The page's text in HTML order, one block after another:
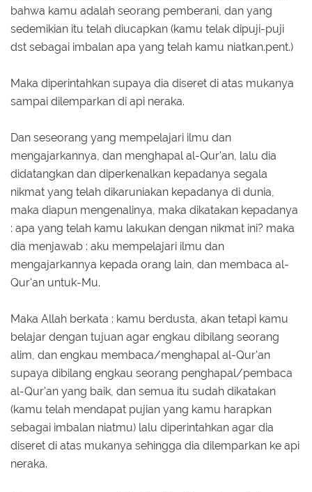
bahwa kamu adalah seorang pemberani, dan yang
sedemikian itu telah diucapkan (kamu telak dipuji-puji
dst sebagai imbalan apa yang telah kamu niatkan.pent.)
Maka diperintahkan supaya dia diseret di atas mukanya
sampai dilemparkan di api neraka.
Dan seseorang yang mempelajari ilmu dan
mengajarkannya, dan menghapal al-Qur'an, lalu dia
didatangkan dan diperkenalkan kepadanya segala
nikmat yang telah dikaruniakan kepadanya di dunia,
maka diapun mengenalinya, maka dikatakan kepadanya
: apa yang telah kamu lakukan dengan nikmat ini? maka
dia menjawab : aku mempelajari ilmu dan
mengajarkannya kepada orang lain, dan membaca al-
Qur'an untuk-Mu.
Maka Allah berkata : kamu berdusta, akan tetapi kamu
belajar dengan tujuan agar engkau dibilang seorang
alim, dan engkau membaca/menghapal al-Qur'an
supaya dibilang engkau seorang penghapal/pembaca
al-Qur'an yang baik, dan semua itu sudah dikatakan
(kamu telah mendapat pujian yang kamu harapkan
sebagai imbalan niatmu) lalu diperintahkan agar dia
diseret di atas mukanya sehingga dia dilemparkan ke api
neraka.